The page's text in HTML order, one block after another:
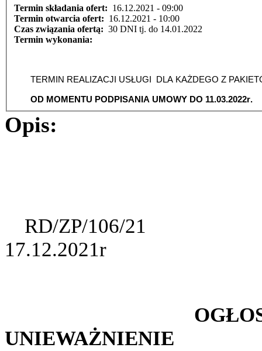
Termin składania ofert: 16.12.2021 - 09:00
Termin otwarcia ofert: 16.12.2021 - 10:00
Czas związania ofertą: 30 DNI tj. do 14.01.2022
Termin wykonania:
TERMIN REALIZACJI USŁUGI DLA KAŻDEGO Z
OD MOMENTU PODPISANIA UMOWY DO 11.03.2022r.
Opis:
RD/ZP/106/21
17.12.2021r
UNIEWAŻNIENIE